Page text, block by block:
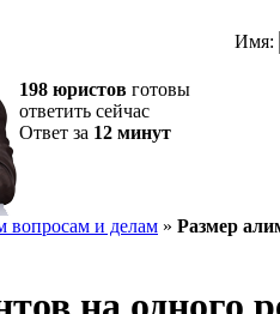
198 юристов готовы
ответить сейчас
Ответ за 12 минут
Имя:
и делам » Размер